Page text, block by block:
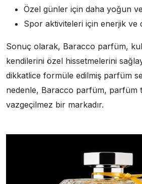
Özel günler için daha yoğun
Spor aktiviteleri için enerjik ve
Sonuç olarak, Baracco parfüm,
kendilerini özel hissetmelerini
dikkatlice formüle edilmiş parfüm
nedenle, Baracco parfüm, parfüm
vazgeçilmez bir markadır.